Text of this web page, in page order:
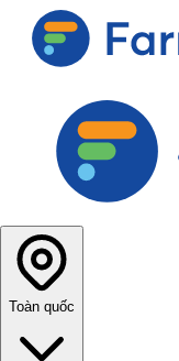
Toàn quốc